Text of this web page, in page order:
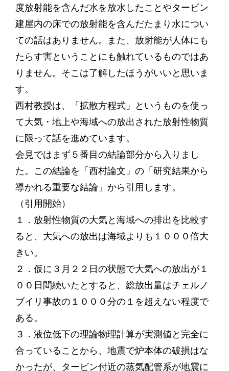
度放射能を含んだ水を放水したことやタービン
建屋内の床での放射能を含んだたまり水につい
ての話はありません。また、放射能が人体にも
たらす害ということにも触れているものではあ
りません。そこは了解したほうがいいと思いま
す。
西村教授は、「拡散方程式」というものを使っ
て大気・地上や海域への放出された放射性物質
に限って話を進めています。
会見ではまず５番目の結論部分から入りまし
た。この結論を「西村論文」の「研究結果から
導かれる重要な結論」から引用します。
（引用開始）
１．放射性物質の大気と海域への排出を比較す
ると、大気への放出は海域よりも１０００倍大
きい。
２．仮に３月２２日の状態で大気への放出が１
００日間続いたとすると、総放出量はチェルノ
ブイリ事故の１０００分の１を超えない程度で
ある。
３．液位低下の理論物理計算が実測値と完全に
合っていることから、地震で炉本体の破損はな
かったが、タービン付近の蒸気配管系が地震に